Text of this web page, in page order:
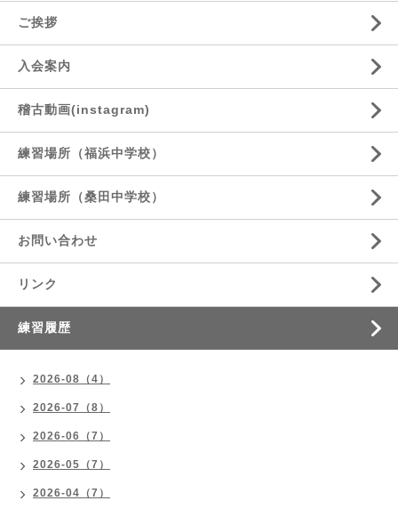
ご挨拶
入会案内
稽古動画(instagram)
練習場所（福浜中学校）
練習場所（桑田中学校）
お問い合わせ
リンク
練習履歴
2026-08（4）
2026-07（8）
2026-06（7）
2026-05（7）
2026-04（7）